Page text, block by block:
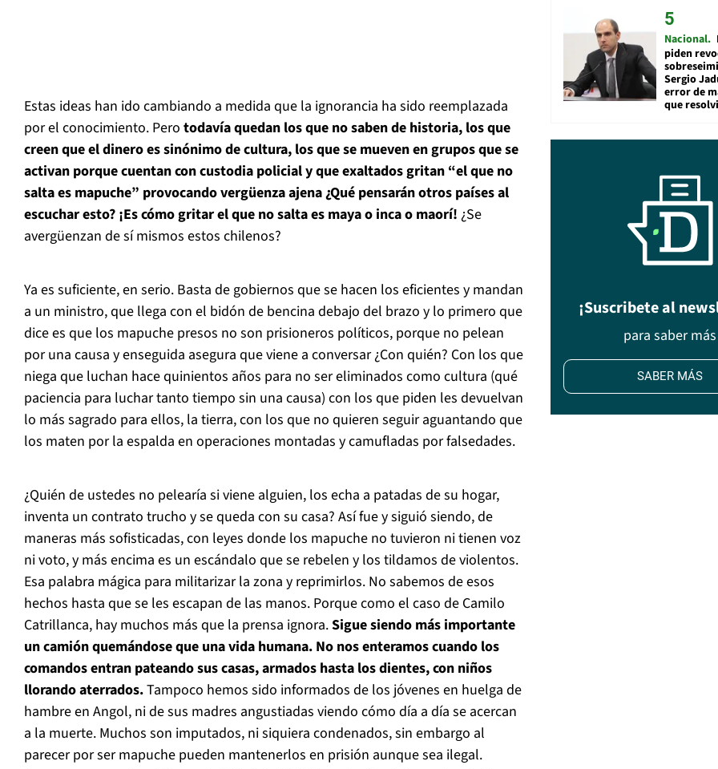
Estas ideas han ido cambiando a medida que la ignorancia ha sido reemplazada
por el conocimiento. Pero todavía quedan los que no saben de historia, los que
creen que el dinero es sinónimo de cultura, los que se mueven en grupos que se
activan porque cuentan con custodia policial y que exaltados gritan “el que no
salta es mapuche” provocando vergüenza ajena ¿Qué pensarán otros países al
escuchar esto? ¡Es cómo gritar el que no salta es maya o inca o maorí! ¿Se
avergüenzan de sí mismos estos chilenos?
Ya es suficiente, en serio. Basta de gobiernos que se hacen los eficientes y mandan
a un ministro, que llega con el bidón de bencina debajo del brazo y lo primero que
dice es que los mapuche presos no son prisioneros políticos, porque no pelean
por una causa y enseguida asegura que viene a conversar ¿Con quién? Con los que
niega que luchan hace quinientos años para no ser eliminados como cultura (qué
paciencia para luchar tanto tiempo sin una causa) con los que piden les devuelvan
lo más sagrado para ellos, la tierra, con los que no quieren seguir aguantando que
los maten por la espalda en operaciones montadas y camufladas por falsedades.
¿Quién de ustedes no pelearía si viene alguien, los echa a patadas de su hogar,
inventa un contrato trucho y se queda con su casa? Así fue y siguió siendo, de
maneras más sofisticadas, con leyes donde los mapuche no tuvieron ni tienen voz
ni voto, y más encima es un escándalo que se rebelen y los tildamos de violentos.
Esa palabra mágica para militarizar la zona y reprimirlos. No sabemos de esos
hechos hasta que se les escapan de las manos. Porque como el caso de Camilo
Catrillanca, hay muchos más que la prensa ignora.Sigue siendo más importante
un camión quemándose que una vida humana. No nos enteramos cuando los
comandos entran pateando sus casas, armados hasta los dientes, con niños
llorando aterrados.Tampoco hemos sido informados de los jóvenes en huelga de
hambre en Angol, ni de sus madres angustiadas viendo cómo día a día se acercan
a la muerte. Muchos son imputados, ni siquiera condenados, sin embargo al
parecer por ser mapuche pueden mantenerlos en prisión aunque sea ilegal.
Nacional
piden
Sergio
error de
que
¡Suscribete al
para saber más
SABER MÁS